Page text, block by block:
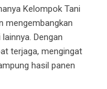
Kelompok Tani
mengembangkan
Dengan
terjaga, mengingat
hasil panen